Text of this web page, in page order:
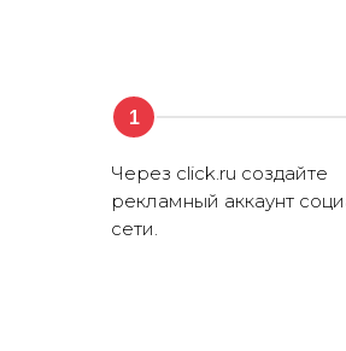
1
Через click.ru создайте
рекламный аккаунт
сети.